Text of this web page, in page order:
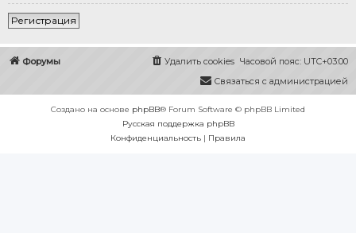
Регистрация
Форумы Часовой пояс: UTC+03:00
Удалить cookies
Связаться с администрацией
Создано на основе phpBB® Forum Software © phpBB Limited
Русская поддержка phpBB
Конфиденциальность | Правила